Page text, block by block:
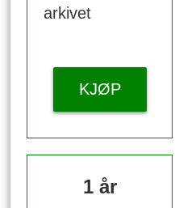
arkivet
KJØP
1 år